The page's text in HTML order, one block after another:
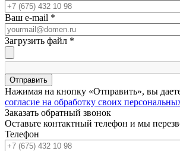
Ваш e-mail *
Загрузить файл *
Отправить
Нажимая на кнопку «Отправить», вы
согласие на обработку своих
Заказать обратный звонок
Оставьте контактный телефон и мы
Телефон